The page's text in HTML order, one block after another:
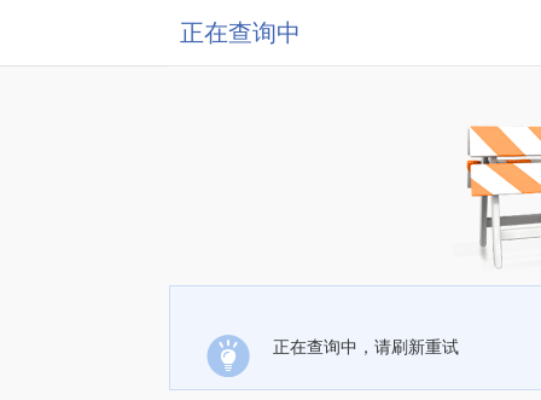
正在查询中
正在查询中，请刷新重试